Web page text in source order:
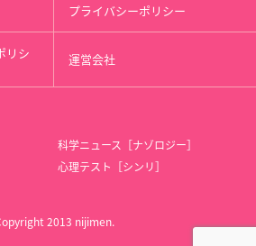
プライバシーポリシー
リシ 運営会社
科学ニュース［ナゾロジー］
心理テスト［シンリ］
2013 nijimen.